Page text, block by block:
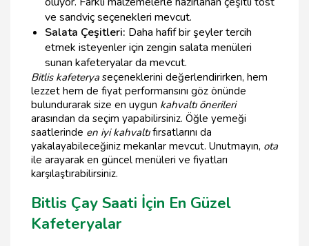
ve sandviç seçenekleri mevcut.
Salata Çeşitleri: Daha hafif bir şeyler tercih
etmek isteyenler için zengin salata menüleri
sunan kafeteryalar da mevcut.
Bitlis kafeteryaseçeneklerini değerlendirirken, hem
lezzet hem de fiyat performansını göz önünde
bulundurarak size en uygun kahvaltı önerileri
arasından da seçim yapabilirsiniz. Öğle yemeği
saatlerinde en iyi kahvaltıfırsatlarını da
yakalayabileceğiniz mekanlar mevcut. Unutmayın, ota
ile arayarak en güncel menüleri ve fiyatları
karşılaştırabilirsiniz.
Bitlis Çay Saati İçin En Güzel
Kafeteryalar